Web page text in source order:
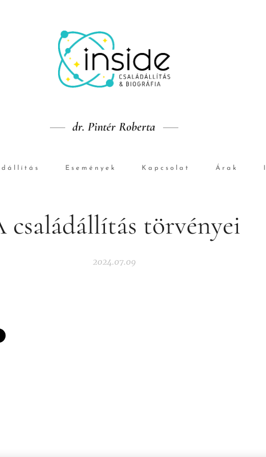
dr. Pintér Roberta
Események Kapcsolat Árak
családállítás törvényei
2024.07.09